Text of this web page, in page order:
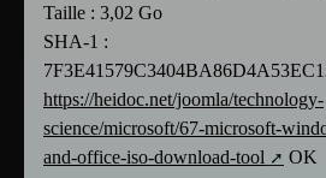
Taille : 3,02 Go
SHA-1 :
https://heidoc.net/joomla/technology-
science/microsoft/67-microsoft-
and-office-iso-download-tool
OK